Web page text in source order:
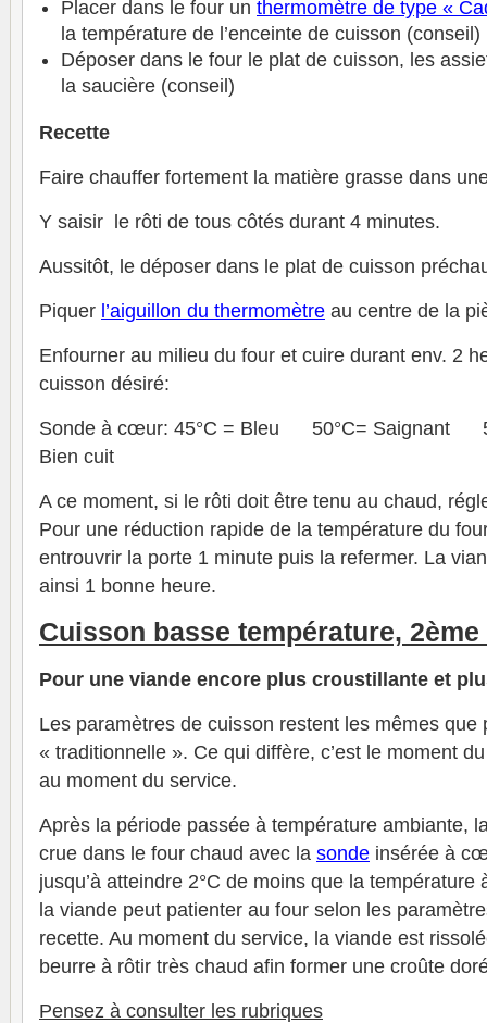
Placer dans le four un thermomètre de type «
la température de l’enceinte de cuisson (conseil)
Déposer dans le four le plat de cuisson, les
la saucière (conseil)
Recette
Faire chauffer fortement la matière grasse dans
Y saisir le rôti de tous côtés durant 4 minutes.
Aussitôt, le déposer dans le plat de cuisson
Piquer l’aiguillon du thermomètre au centre de la
Enfourner au milieu du four et cuire durant env. 2
cuisson désiré:
Sonde à cœur: 45°C = Bleu 50°C= Saignant
Bien cuit
A ce moment, si le rôti doit être tenu au chaud,
Pour une réduction rapide de la température du
entrouvrir la porte 1 minute puis la refermer. La
ainsi 1 bonne heure.
Cuisson basse température, 2ème
Pour une viande encore plus croustillante et
Les paramètres de cuisson restent les mêmes que
« traditionnelle ». Ce qui diffère, c’est le moment
au moment du service.
Après la période passée à température ambiante,
crue dans le four chaud avec la sonde insérée à
jusqu’à atteindre 2°C de moins que la
la viande peut patienter au four selon les
recette. Au moment du service, la viande est
beurre à rôtir très chaud afin former une croûte
Pensez à consulter les rubriques